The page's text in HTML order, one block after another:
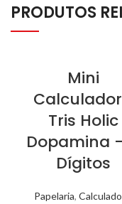
PRODUTOS
Mini
Tris Holic
Dopamina
Dígitos
Papelaria,